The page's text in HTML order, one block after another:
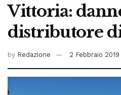
Vittoria:
distributore
by Redazione 2 Febbraio 2019